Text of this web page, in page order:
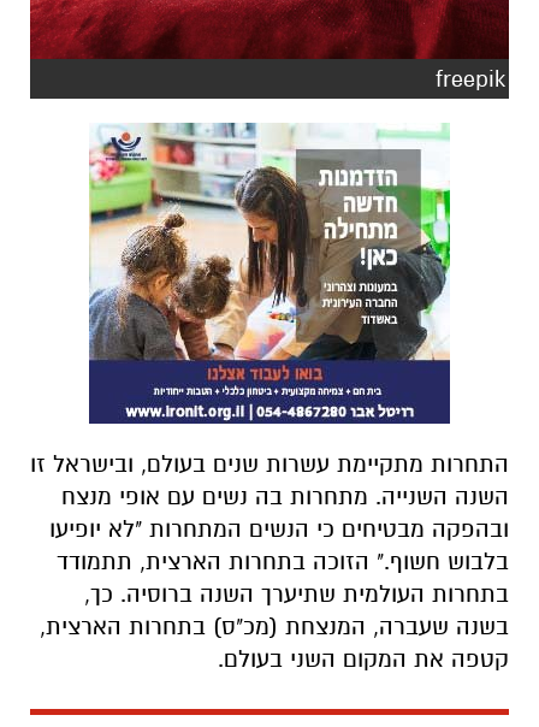
freepik
התחרות מתקיימת עשרות שנים בעולם, ובישראל זו
השנה השנייה. מתחרות בה נשים עם אופי מנצח
ובהפקה מבטיחים כי הנשים המתחרות "לא יופיעו
בלבוש חשוף." הזוכה בתחרות הארצית, תתמודד
בתחרות העולמית שתיערך השנה ברוסיה. כך,
בשנה שעברה, המנצחת (מכ"ס) בתחרות הארצית,
קטפה את המקום השני בעולם.